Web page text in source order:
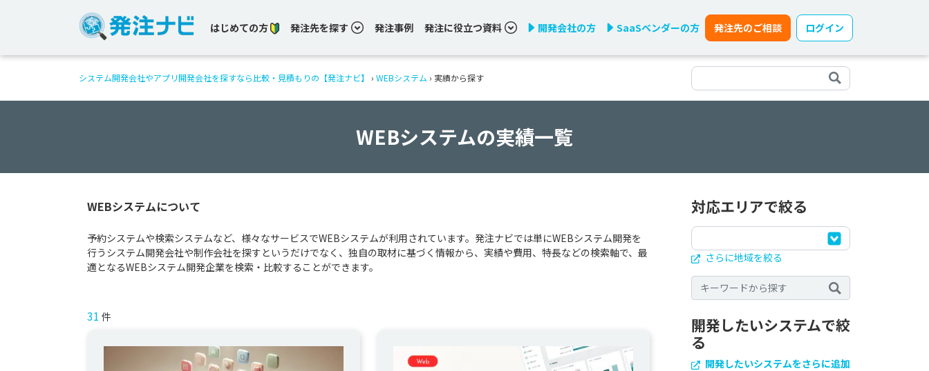
はじめての方 発注先を探す 発注事例 発注に役立つ資料 開発会社の方 SaaSベンダーの方 発注先のご相談 ログイン
システム開発会社やアプリ開発会社を探すなら比較・見積もりの【発注ナビ】 › WEBシステム › 実績から探す
WEBシステムの実績一覧
WEBシステムについて
予約システムや検索システムなど、様々なサービスでWEBシステムが利用されています。発注ナビでは単にWEBシステム開発を
行うシステム開発会社や制作会社を探すというだけでなく、独自の取材に基づく情報から、実績や費用、特長などの検索軸で、最
適となるWEBシステム開発企業を検索・比較することができます。
31 件
対応エリアで絞る
さらに地域を絞る
開発したいシステムで絞
る
開発したいシステムをさらに追加